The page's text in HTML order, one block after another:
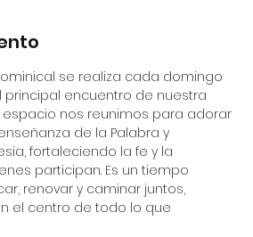
se realiza cada domingo
principal encuentro de nuestra
espacio nos reunimos para adorar
de la Palabra y
fortaleciendo la fe y la
participan. Es un tiempo
renovar y caminar juntos,
el centro de todo lo que